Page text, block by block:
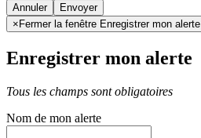
Annuler
× Fermer la fenêtre Enregistrer mon alerte
Enregistrer mon alerte
Tous les champs sont obligatoires
Nom de mon alerte